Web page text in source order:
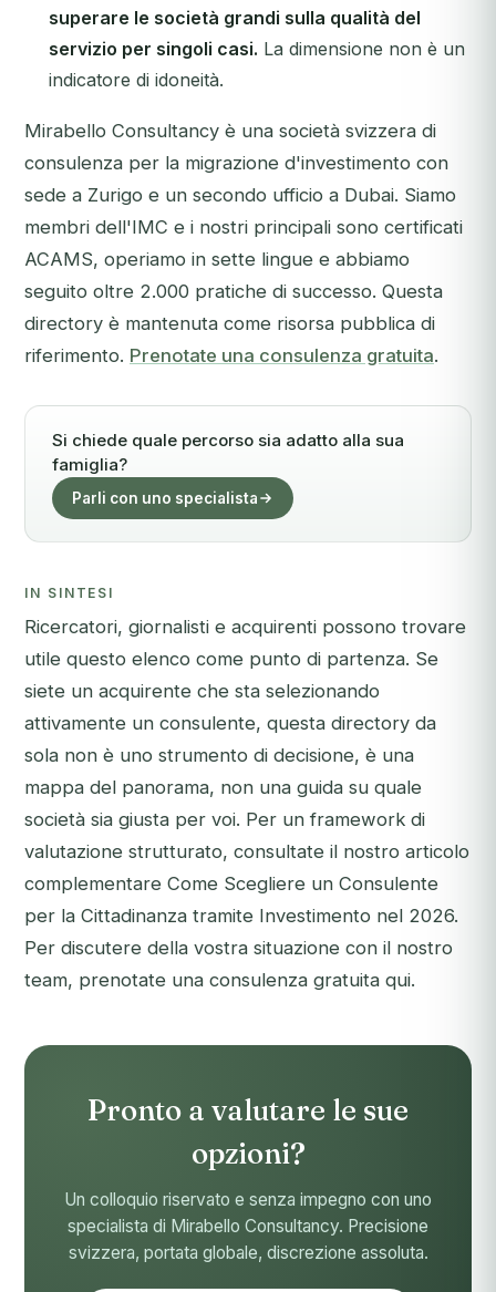
superare le società grandi sulla qualità del
servizio per singoli casi. La dimensione non è un
indicatore di idoneità.
Mirabello Consultancy è una società svizzera di
consulenza per la migrazione d'investimento con
sede a Zurigo e un secondo ufficio a Dubai. Siamo
membri dell'IMC e i nostri principali sono certificati
ACAMS, operiamo in sette lingue e abbiamo
seguito oltre 2.000 pratiche di successo. Questa
directory è mantenuta come risorsa pubblica di
riferimento. Prenotate una consulenza gratuita.
Si chiede quale percorso sia adatto alla sua
famiglia?
Parli con uno specialista
IN SINTESI
Ricercatori, giornalisti e acquirenti possono trovare
utile questo elenco come punto di partenza. Se
siete un acquirente che sta selezionando
attivamente un consulente, questa directory da
sola non è uno strumento di decisione, è una
mappa del panorama, non una guida su quale
società sia giusta per voi. Per un framework di
valutazione strutturato, consultate il nostro articolo
complementare Come Scegliere un Consulente
per la Cittadinanza tramite Investimento nel 2026.
Per discutere della vostra situazione con il nostro
team, prenotate una consulenza gratuita qui.
Pronto a valutare le sue
opzioni?
Un colloquio riservato e senza impegno con uno
specialista di Mirabello Consultancy. Precisione
svizzera, portata globale, discrezione assoluta.